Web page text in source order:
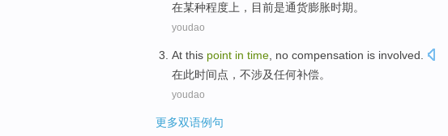
在某种程度 上，目前是通货膨胀时期。
youdao
At this point in time no compensation is involved
在此时间点 ， 不涉及任何补偿。
youdao
更多双语例句